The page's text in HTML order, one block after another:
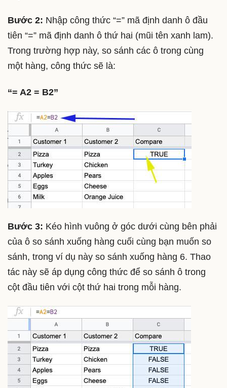
Bước 2: Nhập công thức “=” mã định danh ô đầu
tiên “=” mã định danh ô thứ hai (mũi tên xanh lam).
Trong trường hợp này, so sánh các ô trong cùng
một hàng, công thức sẽ là:
“= A2 = B2”
Bước 3: Kéo hình vuông ở góc dưới cùng bên phải
của ô so sánh xuống hàng cuối cùng bạn muốn so
sánh, trong ví dụ này so sánh xuống hàng 6. Thao
tác này sẽ áp dụng công thức để so sánh ô trong
cột đầu tiên với cột thứ hai trong mỗi hàng.